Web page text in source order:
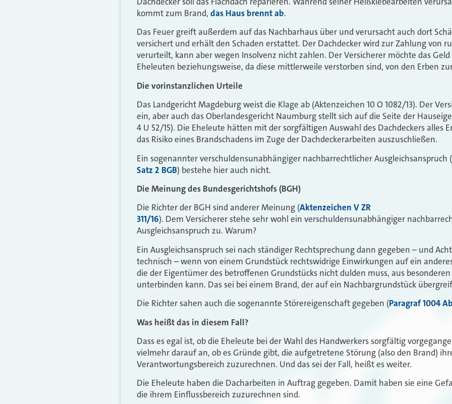
kommt zum Brand, das Haus brennt ab.
Das Feuer greift außerdem auf das Nachbarhaus über und verursacht auch dort
versichert und erhält den Schaden erstattet. Der Dachdecker wird zur Zahlung von
verurteilt, kann aber wegen Insolvenz nicht zahlen. Der Versicherer möchte das
Eheleuten beziehungsweise, da diese mittlerweile verstorben sind, von den Erben
Die vorinstanzlichen Urteile
Das Landgericht Magdeburg weist die Klage ab (Aktenzeichen 10 O 1082/13). Der
ein, aber auch das Oberlandesgericht Naumburg stellt sich auf die Seite der
4 U 52/15). Die Eheleute hätten mit der sorgfältigen Auswahl des Dachdeckers alles
das Risiko eines Brandschadens im Zuge der Dachdeckerarbeiten auszuschließen.
Ein sogenannter verschuldensunabhängiger nachbarrechtlicher Ausgleichsanspruch (
Satz 2 BGB) bestehe hier auch nicht.
Die Meinung des Bundesgerichtshofs (BGH)
Die Richter der BGH sind anderer Meinung (Aktenzeichen V ZR
311/16). Dem Versicherer stehe sehr wohl ein verschuldensunabhängiger
Ausgleichsanspruch zu. Warum?
Ein Ausgleichsanspruch sei nach ständiger Rechtsprechung dann gegeben – und
technisch – wenn von einem Grundstück rechtswidrige Einwirkungen auf ein
die der Eigentümer des betroffenen Grundstücks nicht dulden muss, aus
unterbinden kann. Das sei bei einem Brand, der auf ein Nachbargrundstück
Die Richter sahen auch die sogenannte Störereigenschaft gegeben (Paragraf 1004
Was heißt das in diesem Fall?
Dass es egal ist, ob die Eheleute bei der Wahl des Handwerkers sorgfältig
vielmehr darauf an, ob es Gründe gibt, die aufgetretene Störung (also den Brand)
Verantwortungsbereich zuzurechnen. Und das sei der Fall, heißt es weiter.
Die Eheleute haben die Dacharbeiten in Auftrag gegeben. Damit haben sie eine
die ihrem Einflussbereich zuzurechnen sind.